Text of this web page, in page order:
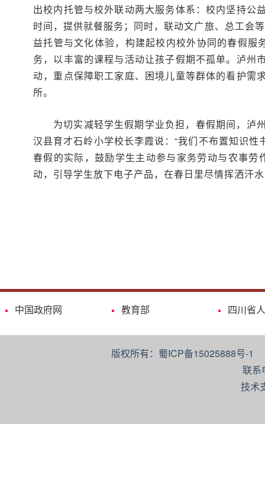
出校内托管与校外联动两大服务体系：校内坚持公
时间，提供就餐服务；同时，联动文广旅、总工会
益托管与文化体验，构建起校内校外协同的春假
务，以丰富的课程与活动让孩子假期不孤单。泸州
动，重点保障职工家庭、困境儿童等群体的看护需
所。
为切实减轻学生假期学业负担，春假期间，泸
汉县育才石岭小学校长李霞说：“我们不布置知识
春假的实际，鼓励学生主动参与家务劳动与农事
动，引导学生放下电子产品，在春日里尽情挥洒汗
中国政府网 教育部 四川省
版权所有：蜀ICP备15025888号-
联系
技术